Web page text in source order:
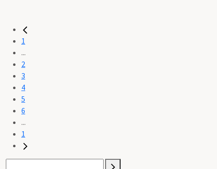
1
...
2
3
4
5
6
...
1